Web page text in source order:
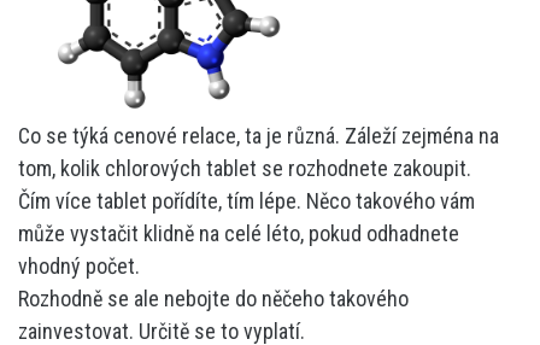
Co se týká cenové relace, ta je různá. Záleží zejména na
tom, kolik chlorových tablet se rozhodnete zakoupit.
Čím více tablet pořídíte, tím lépe. Něco takového vám
může vystačit klidně na celé léto, pokud odhadnete
vhodný počet.
Rozhodně se ale nebojte do něčeho takového
zainvestovat. Určitě se to vyplatí.